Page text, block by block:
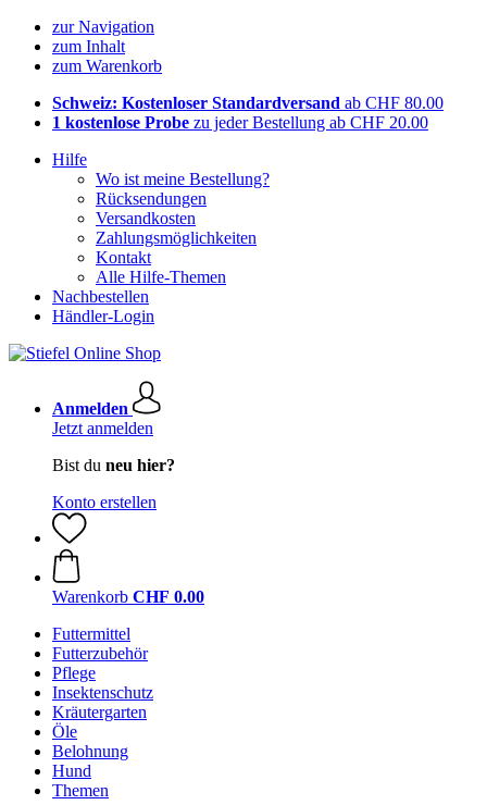
zur Navigation
zum Inhalt
zum Warenkorb
Schweiz: Kostenloser Standardversand ab CHF 80.00
1 kostenlose Probe zu jeder Bestellung ab CHF 20.00
Hilfe
Wo ist meine Bestellung?
Rücksendungen
Versandkosten
Zahlungsmöglichkeiten
Kontakt
Alle Hilfe-Themen
Nachbestellen
Händler-Login
Anmelden
Jetzt anmelden
Bist du neu hier?
Konto erstellen
Warenkorb CHF 0.00
Futtermittel
Futterzubehör
Pflege
Insektenschutz
Kräutergarten
Öle
Belohnung
Hund
Themen